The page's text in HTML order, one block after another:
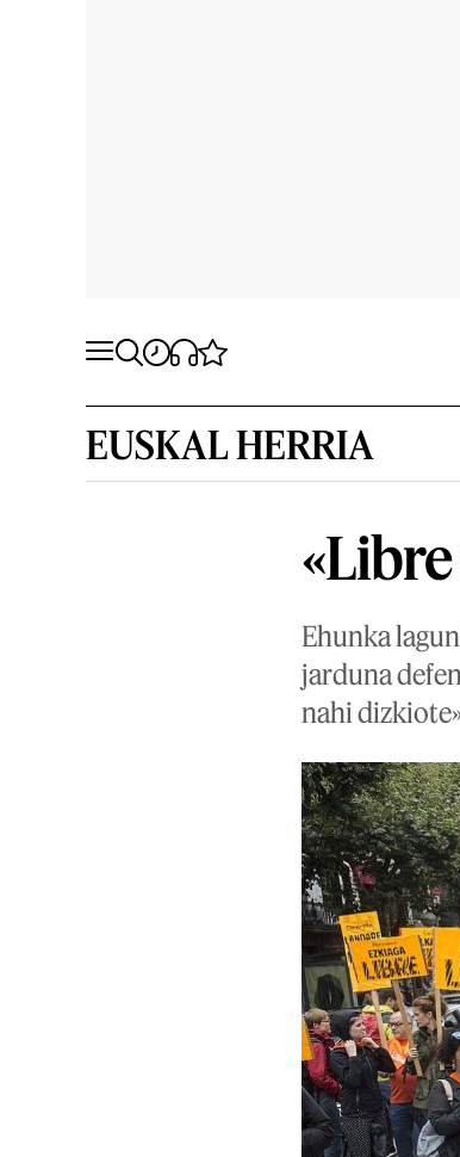
EUSKAL HERRIA
Ehunka
jarduna
nahi